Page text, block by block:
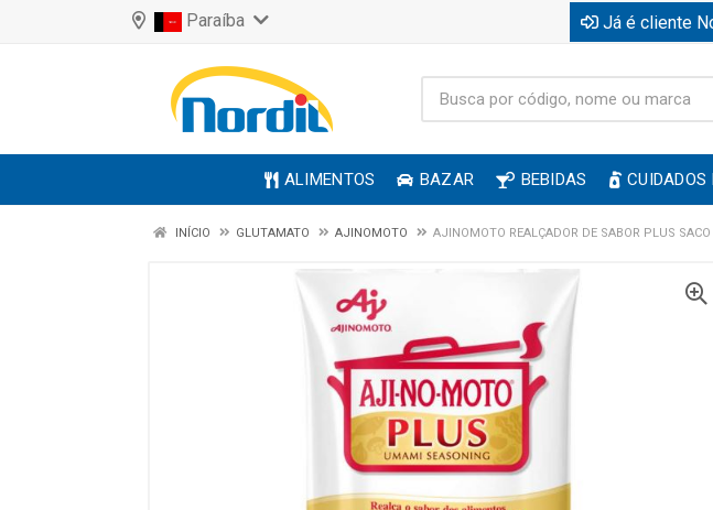
Paraíba Já é cliente
ALIMENTOS BAZAR BEBIDAS CUIDADOS
INÍCIO GLUTAMATO AJINOMOTO AJINOMOTO REALÇADOR DE SABOR PLUS SACO